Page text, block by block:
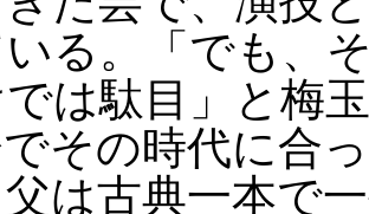
いる。「でも、
は駄目」と梅
でその時代に合
は古典一本で